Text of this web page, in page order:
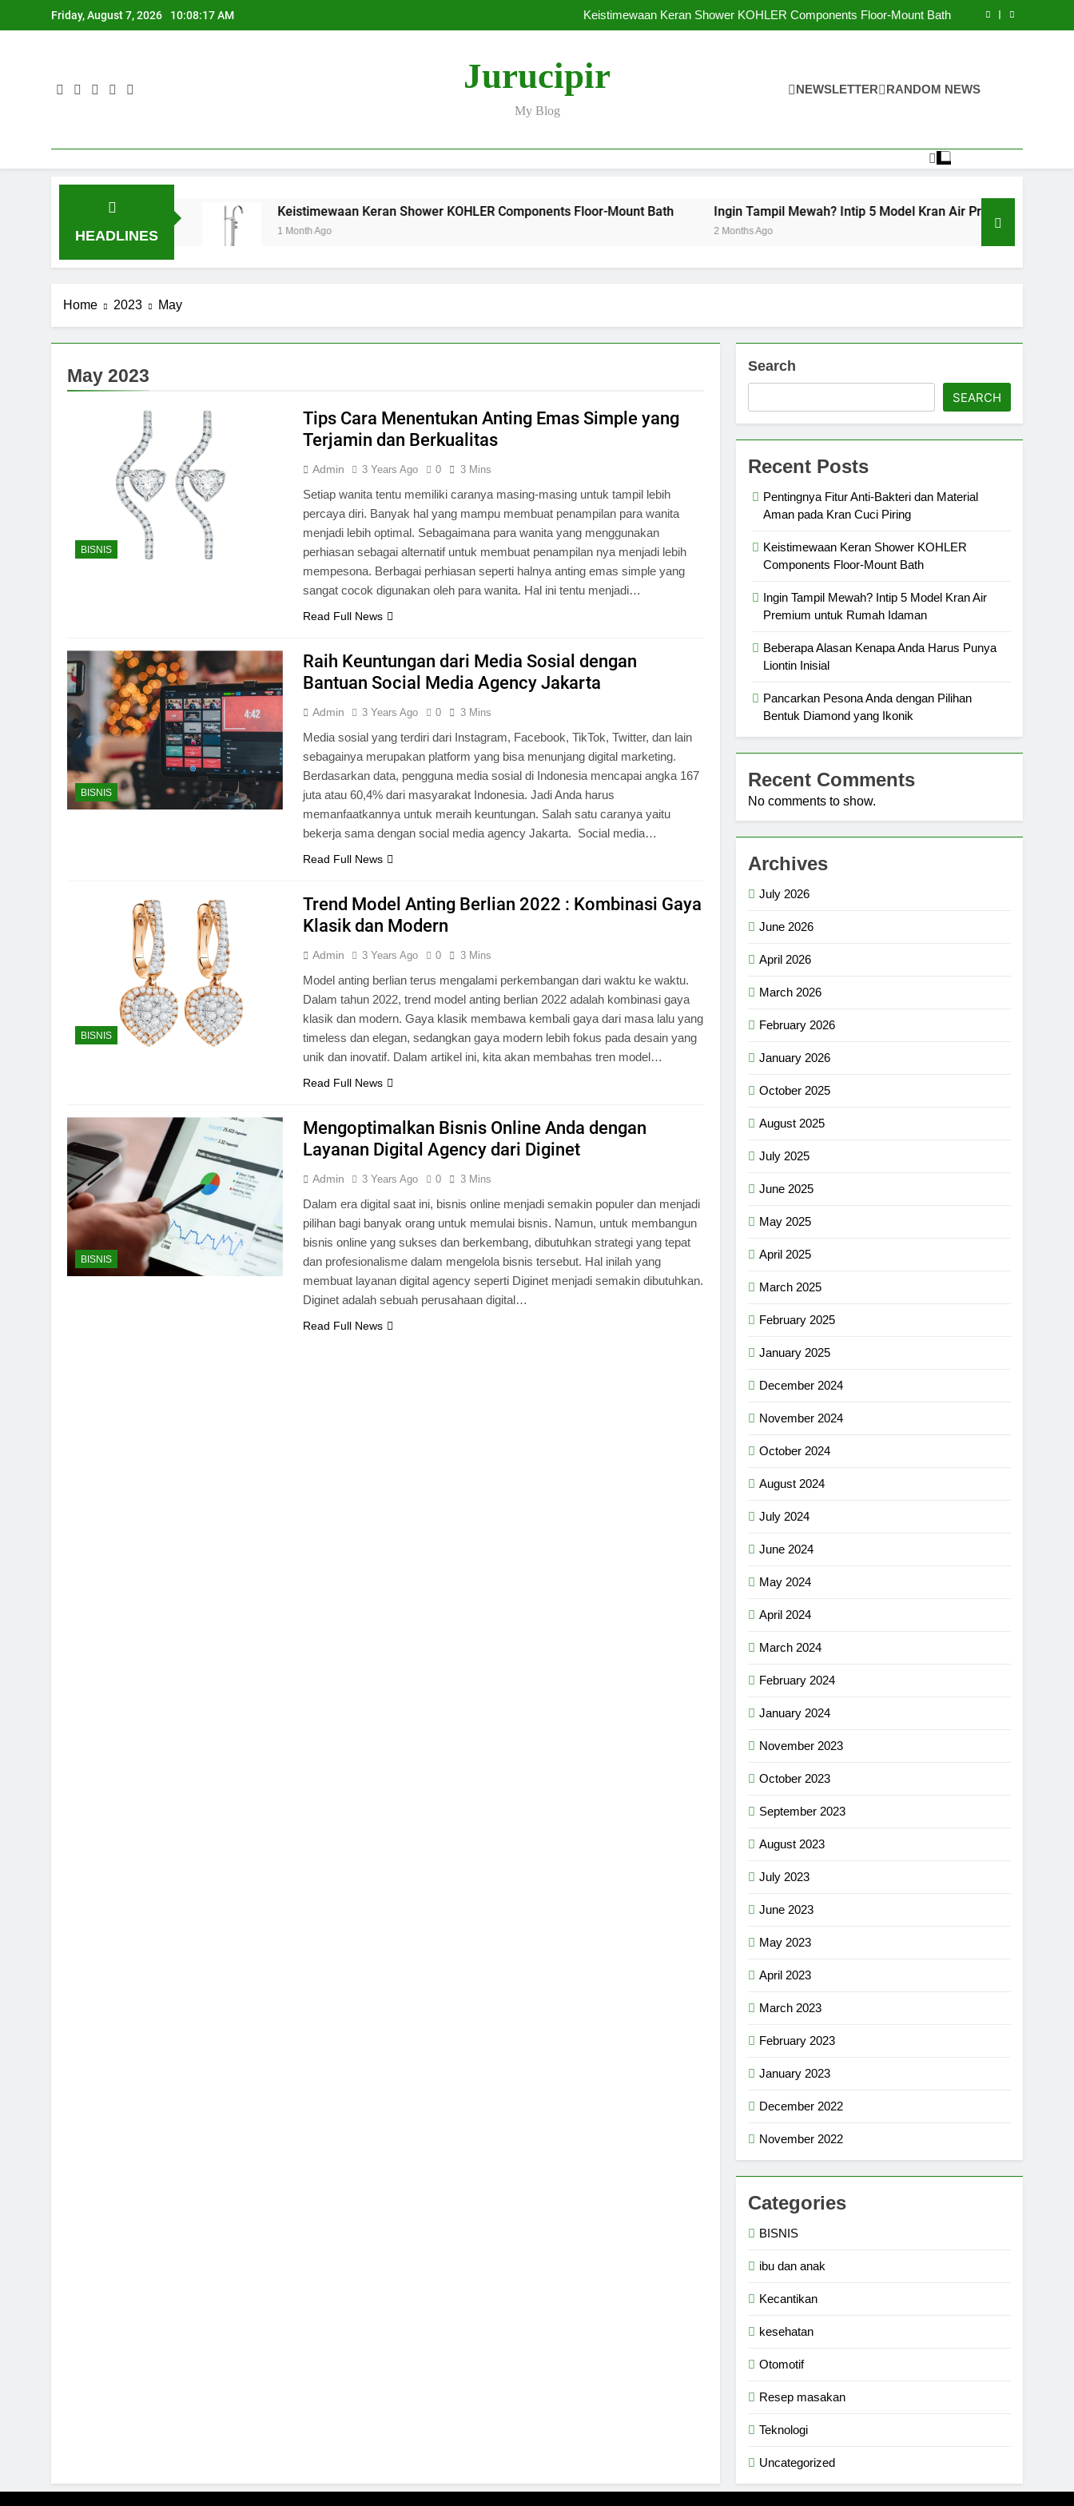
to
Friday, August 7, 2026 10:08:17 AM
Keistimewaan Keran Shower KOHLER Components Floor-Mount Bath
Ingin Tampil Mewah? Intip 5 Model Kran Air Premium untuk Rumah Idaman
Keistimewaan Keran Shower KOHLER Components Floor-Mount Bath
Ingin Tampil Mewah? Intip 5 Model Kran Air Premium untuk Rumah Idaman
Jurucipir
My Blog
NEWSLETTER RANDOM NEWS
HEADLINES
Kran Cuci Piring Keistimewaan Keran Shower KOHLER Components Floor-Mount Bath
1 Month Ago
Ingin Tampil Mewah? Intip 5 Model Kran Air Premium untuk Rumah
Home 2023 May
May 2023
BISNIS
Tips Cara Menentukan Anting Emas Simple yang
Terjamin dan Berkualitas
Admin 3 Years Ago 0 3 Mins
Setiap wanita tentu memiliki caranya masing-masing untuk tampil lebih
percaya diri. Banyak hal yang mampu membuat penampilan para wanita
menjadi lebih optimal. Sebagaimana para wanita yang menggunakan
perhiasan sebagai alternatif untuk membuat penampilan nya menjadi lebih
mempesona. Berbagai perhiasan seperti halnya anting emas simple yang
sangat cocok digunakan oleh para wanita. Hal ini tentu menjadi…
Read Full News
BISNIS
Raih Keuntungan dari Media Sosial dengan
Bantuan Social Media Agency Jakarta
Admin 3 Years Ago 0 3 Mins
Media sosial yang terdiri dari Instagram, Facebook, TikTok, Twitter, dan lain
sebagainya merupakan platform yang bisa menunjang digital marketing.
Berdasarkan data, pengguna media sosial di Indonesia mencapai angka 167
juta atau 60,4% dari masyarakat Indonesia. Jadi Anda harus
memanfaatkannya untuk meraih keuntungan. Salah satu caranya yaitu
bekerja sama dengan social media agency Jakarta. Social media…
Read Full News
BISNIS
Trend Model Anting Berlian 2022 : Kombinasi Gaya
Klasik dan Modern
Admin 3 Years Ago 0 3 Mins
Model anting berlian terus mengalami perkembangan dari waktu ke waktu.
Dalam tahun 2022, trend model anting berlian 2022 adalah kombinasi gaya
klasik dan modern. Gaya klasik membawa kembali gaya dari masa lalu yang
timeless dan elegan, sedangkan gaya modern lebih fokus pada desain yang
unik dan inovatif. Dalam artikel ini, kita akan membahas tren model…
Read Full News
BISNIS
Mengoptimalkan Bisnis Online Anda dengan
Layanan Digital Agency dari Diginet
Admin 3 Years Ago 0 3 Mins
Dalam era digital saat ini, bisnis online menjadi semakin populer dan menjadi
pilihan bagi banyak orang untuk memulai bisnis. Namun, untuk membangun
bisnis online yang sukses dan berkembang, dibutuhkan strategi yang tepat
dan profesionalisme dalam mengelola bisnis tersebut. Hal inilah yang
membuat layanan digital agency seperti Diginet menjadi semakin dibutuhkan.
Diginet adalah sebuah perusahaan digital…
Read Full News
Search
SEARCH
Recent Posts
Pentingnya Fitur Anti-Bakteri dan Material
Aman pada Kran Cuci Piring
Keistimewaan Keran Shower KOHLER
Components Floor-Mount Bath
Ingin Tampil Mewah? Intip 5 Model Kran Air
Premium untuk Rumah Idaman
Beberapa Alasan Kenapa Anda Harus Punya
Liontin Inisial
Pancarkan Pesona Anda dengan Pilihan
Bentuk Diamond yang Ikonik
Recent Comments
No comments to show.
Archives
July 2026
June 2026
April 2026
March 2026
February 2026
January 2026
October 2025
August 2025
July 2025
June 2025
May 2025
April 2025
March 2025
February 2025
January 2025
December 2024
November 2024
October 2024
August 2024
July 2024
June 2024
May 2024
April 2024
March 2024
February 2024
January 2024
November 2023
October 2023
September 2023
August 2023
July 2023
June 2023
May 2023
April 2023
March 2023
February 2023
January 2023
December 2022
November 2022
Categories
BISNIS
ibu dan anak
Kecantikan
kesehatan
Otomotif
Resep masakan
Teknologi
Uncategorized